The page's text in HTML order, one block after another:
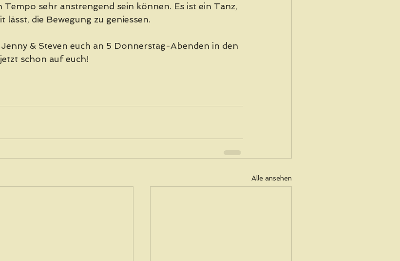
Tempo sehr anstrengend sein können. Es ist ein Tanz,
lässt, die Bewegung zu geniessen.
& Steven euch an 5 Donnerstag-Abenden in den
schon auf euch!
Alle ansehen